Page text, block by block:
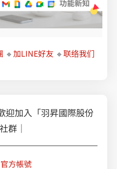
🔸加LINE好友 🔸联络我们
迎加入「羽昇國際股份
群｜
方帳號